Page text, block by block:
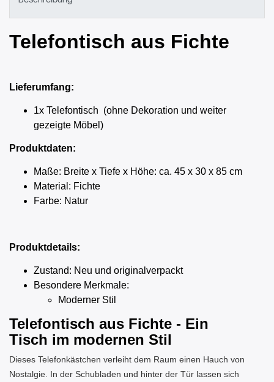
Telefontisch aus Fichte
Lieferumfang:
1x Telefontisch (ohne Dekoration und weiter
gezeigte Möbel)
Produktdaten:
Maße: Breite x Tiefe x Höhe: ca. 45 x 30 x 85 cm
Material: Fichte
Farbe: Natur
Produktdetails:
Zustand: Neu und originalverpackt
Besondere Merkmale:
Moderner Stil
Telefontisch aus Fichte - Ein
Tisch im modernen Stil
Dieses Telefonkästchen verleiht dem Raum einen Hauch von
Nostalgie. In der Schubladen und hinter der Tür lassen sich